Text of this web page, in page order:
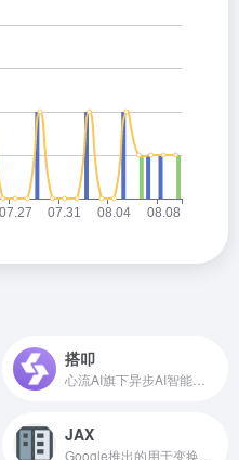
搭叩
JAX